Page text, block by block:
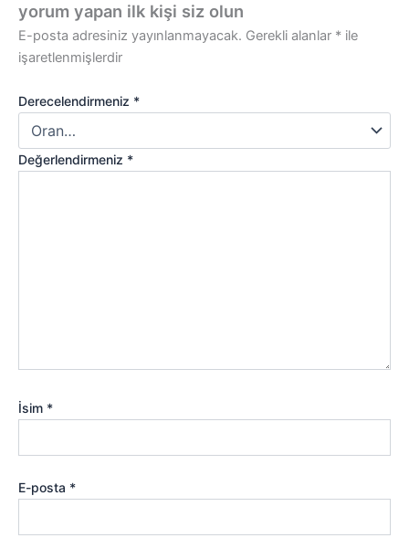
yorum yapan ilk kişi siz olun
E-posta adresiniz yayınlanmayacak. Gerekli alanlar * ile
işaretlenmişlerdir
Derecelendirmeniz *
Değerlendirmeniz *
İsim *
E-posta *